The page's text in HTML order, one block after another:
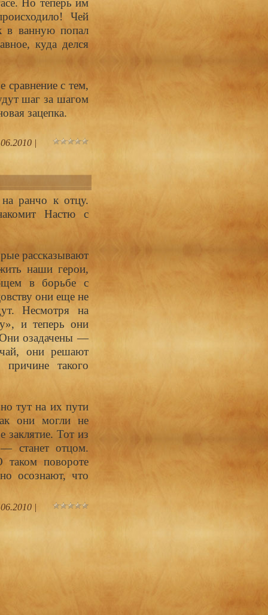
Но теперь им
Чей
в ванную попал
куда делся
сравнение с тем,
шаг за шагом
зацепка.
|
ранчо к отцу.
Настю с
рассказывают
наши герои,
в борьбе с
они еще не
Несмотря на
и теперь они
Они озадачены —
они решают
такого
тут на их пути
они могли не
заклятие. Тот из
станет отцом.
повороте
осознают, что
|